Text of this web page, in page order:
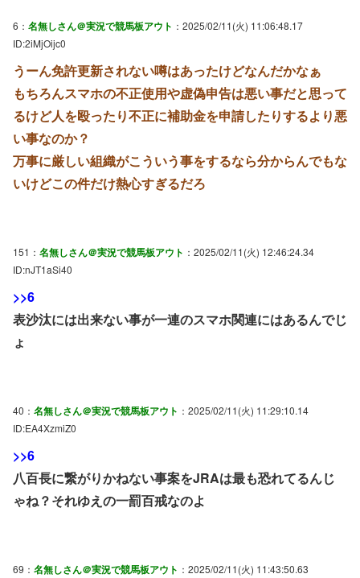
6： 名無しさん＠実況で競馬板アウト ：2025/02/11(火) 11:06:48.17
ID:2iMjOijc0
うーん免許更新されない噂はあったけどなんだかなぁ
もちろんスマホの不正使用や虚偽申告は悪い事だと思って
るけど人を殴ったり不正に補助金を申請したりするより悪
い事なのか？
万事に厳しい組織がこういう事をするなら分からんでもな
いけどこの件だけ熱心すぎるだろ
151： 名無しさん＠実況で競馬板アウト ：2025/02/11(火) 12:46:24.34
ID:nJT1aSi40
>>6
表沙汰には出来ない事が一連のスマホ関連にはあるんでじ
ょ
40： 名無しさん＠実況で競馬板アウト ：2025/02/11(火) 11:29:10.14
ID:EA4XzmiZ0
>>6
八百長に繋がりかねない事案をJRAは最も恐れてるんじ
ゃね？それゆえの一罰百戒なのよ
69： 名無しさん＠実況で競馬板アウト ：2025/02/11(火) 11:43:50.63